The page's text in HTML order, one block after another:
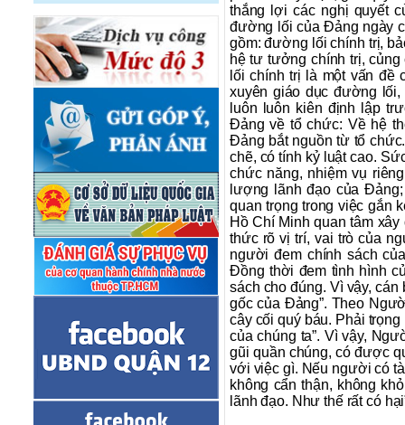
thắng lợi các nghị quyết
đường lối của Đảng ngày
gồm: đường lối chính trị,
hệ tư tưởng chính trị,
lối chính trị là một vấn
xuyên giáo dục đường
luôn luôn kiên định lập
Đảng về tổ chức: Về hệ
Đảng bắt nguồn từ tổ
chẽ, có tính kỷ luật cao.
chức năng, nhiệm vụ
lượng lãnh đạo của
quan trọng trong việc gắn
Hồ Chí Minh quan tâm
thức rõ vị trí, vai trò của
người đem chính sách
Đồng thời đem tình hình
sách cho đúng. Vì vậy,
gốc của Đảng”. Theo
cây cối quý báu. Phải
của chúng ta”. Vì vậy,
gũi quần chúng, có được
với việc gì. Nếu người có
không cẩn thận, không
lãnh đạo. Như thế rất có